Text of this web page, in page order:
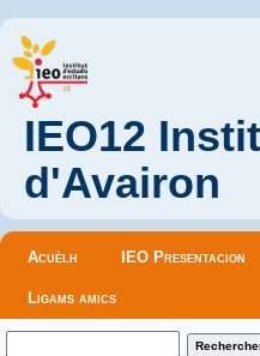
IEO12
d'Avairon
Menu principal
Acuèlh IEO Presentacion
Ligams amics
Formulaire de